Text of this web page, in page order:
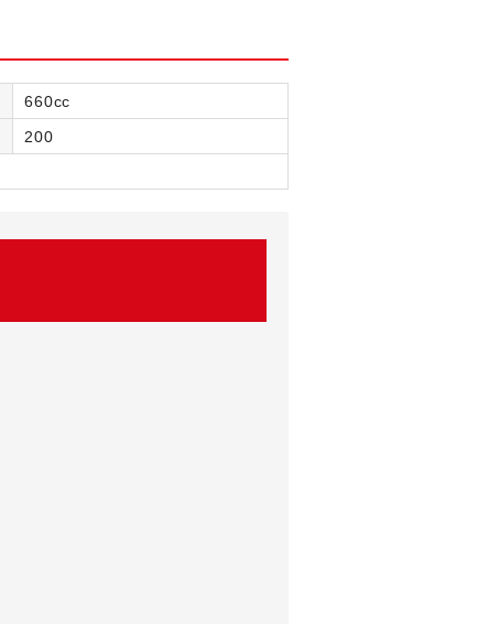
660cc
200